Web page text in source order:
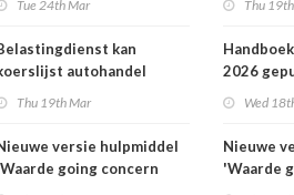
Tue 24th Mar
kan
autohandel
Thu 19th Mar
versie hulpmiddel
going concern
Thu
2026
Wed
Nieuwe
'Waarde